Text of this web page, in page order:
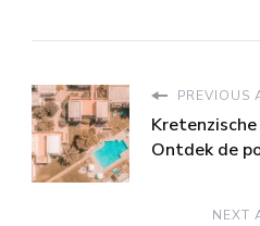
PREVIOUS
Ontdek de
NEXT